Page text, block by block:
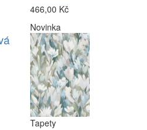
466,00 Kč
Novinka
Tapety